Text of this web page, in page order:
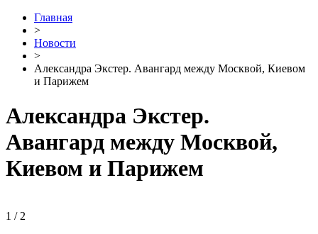
Главная
>
Новости
>
Александра Экстер. Авангард между Москвой, Киевом
и Парижем
Александра Экстер.
Авангард между Москвой,
Киевом и Парижем
1 / 2